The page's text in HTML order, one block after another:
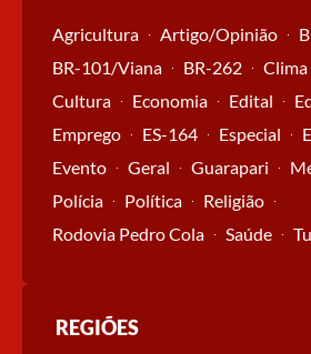
Agricultura Artigo/Opinião
BR-101/Viana
BR-262 Clima
Cultura
Economia Edital
Emprego
ES-164 Especial
Evento
Geral Guarapari
Polícia
Política
Religião
Rodovia Pedro Cola
Saúde
REGIÕES